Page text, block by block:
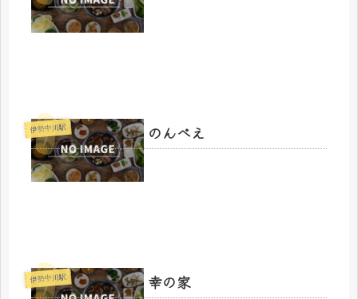
伊勢中川駅 のんべえ
伊勢中川駅 幸の家